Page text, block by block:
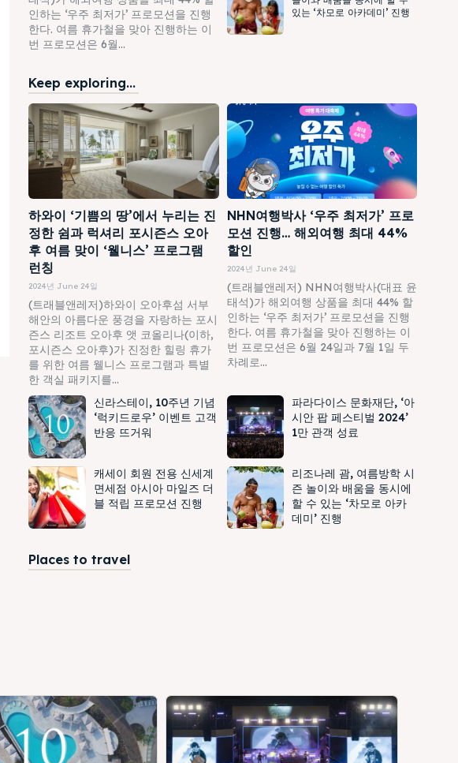
인하는 ‘우주 최저가’ 프로모션을 진행
한다. 여름 휴가철을 맞아 진행하는 이
번 프로모션은 6월...
있는 ‘차모로 아카데미’ 진행
Keep exploring...
하와이 ‘기쁨의 땅’에서 누리는 진
정한 쉼과 럭셔리 포시즌스 오아
후 여름 맞이 ‘웰니스’ 프로그램
런칭
2024년 June 24일
(트래블앤레저)하와이 오아후섬 서부
해안의 아름다운 풍경을 자랑하는 포시
즌스 리조트 오아후 앳 코올리나(이하,
포시즌스 오아후)가 진정한 힐링 휴가
를 위한 여름 웰니스 프로그램과 특별
한 객실 패키지를...
NHN여행박사 ‘우주 최저가’ 프로
모션 진행… 해외여행 최대 44%
할인
2024년 June 24일
(트래블앤레저) NHN여행박사(대표 윤
태석)가 해외여행 상품을 최대 44% 할
인하는 ‘우주 최저가’ 프로모션을 진행
한다. 여름 휴가철을 맞아 진행하는 이
번 프로모션은 6월 24일과 7월 1일 두
차례로...
신라스테이, 10주년 기념
‘럭키드로우’ 이벤트 고객
반응 뜨거워
파라다이스 문화재단, ‘아
시안 팝 페스티벌 2024’
1만 관객 성료
캐세이 회원 전용 신세계
면세점 아시아 마일즈 더
블 적립 프로모션 진행
리조나레 괌, 여름방학 시
즌 놀이와 배움을 동시에
할 수 있는 ‘차모로 아카
데미’ 진행
Places to travel